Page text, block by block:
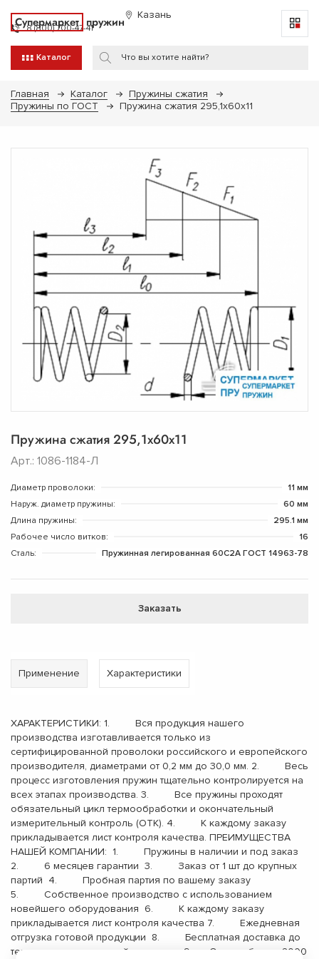
Супермаркет пружин Казань
8 (800) 700-47-41
Каталог
Главная Каталог
Пружины сжатия
Пружины по ГОСТ
Пружина сжатия 295,1х60х11
Пружина сжатия 295,1х60х11
Арт.: 1086-1184-Л
Диаметр проволоки:
11 мм
Наруж. диаметр пружины:
60 мм
Длина пружины:
295.1 мм
Рабочее число витков:
16
Сталь:
Пружинная легированная 60С2А ГОСТ 14963-78
Заказать
Применение Характеристики
ХАРАКТЕРИСТИКИ: 1. Вся продукция нашего
производства изготавливается только из
сертифицированной проволоки российского и европейского
производителя, диаметрами от 0,2 мм до 30,0 мм. 2. Весь
процесс изготовления пружин тщательно контролируется на
всех этапах производства. 3. Все пружины проходят
обязательный цикл термообработки и окончательный
измерительный контроль (ОТК). 4. К каждому заказу
прикладывается лист контроля качества. ПРЕИМУЩЕСТВА
НАШЕЙ КОМПАНИИ: 1. Пружины в наличии и под заказ
2. 6 месяцев гарантии 3. Заказ от 1 шт до крупных
партий 4. Пробная партия по вашему заказу
5. Собственное производство с использованием
новейшего оборудования 6. К каждому заказу
прикладывается лист контроля качества 7. Ежедневная
отгрузка готовой продукции 8. Бесплатная доставка до
терминала транспортной компании 9. Опыт работы с 2000